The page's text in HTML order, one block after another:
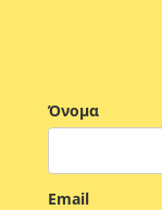
Όνομα
Email